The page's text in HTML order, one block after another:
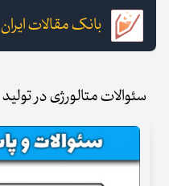
بانک مقالات ایران
سئوالات متالورژی در تولید